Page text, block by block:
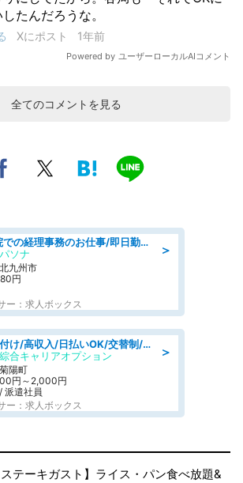
全てのコメントを見る
＞
経理/病院での経理事務のお仕事/即日勤務可/車通勤可/経理/一般事務
ソナ
九州市
円
ー：求人ボックス
＞
組立・組付け/高収入/日払いOK/交替制/20・30・40代活躍中/製造 工場
合キャリアオプション
陽町
円～2,000円
派遣社員
ー：求人ボックス
ステーキガスト】ライス・パン食べ放題&